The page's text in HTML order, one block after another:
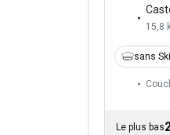
15,8
sans
Le plus bas